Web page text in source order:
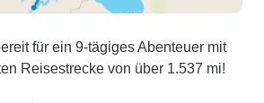
für ein 9-tägiges Abenteuer mit
Reisestrecke von über 1.537 mi!